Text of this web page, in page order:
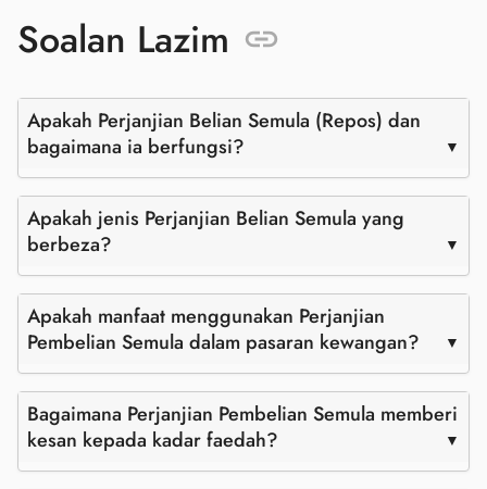
Soalan Lazim
Apakah Perjanjian Belian Semula (Repos) dan
bagaimana ia berfungsi?
Apakah jenis Perjanjian Belian Semula yang
berbeza?
Apakah manfaat menggunakan Perjanjian
Pembelian Semula dalam pasaran kewangan?
Bagaimana Perjanjian Pembelian Semula memberi
kesan kepada kadar faedah?